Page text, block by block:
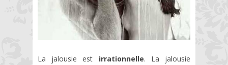
La jalousie est irrationnelle. La jalousie